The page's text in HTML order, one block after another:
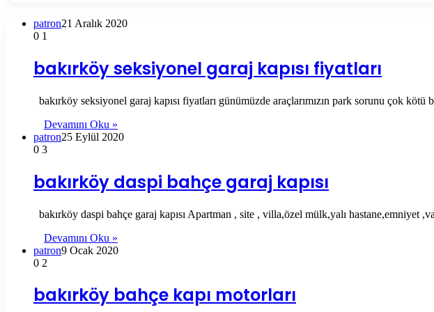
patron21 Aralık 2020
0 1
bakırköy seksiyonel garaj kapısı fiyatları
bakırköy seksiyonel garaj kapısı fiyatları günümüzde araçlarımızın park sorunu çok
Devamını Oku »
patron25 Eylül 2020
0 3
bakırköy daspi bahçe garaj kapısı
bakırköy daspi bahçe garaj kapısı Apartman , site , villa,özel mülk,yalı
Devamını Oku »
patron9 Ocak 2020
0 2
bakırköy bahçe kapı motorları